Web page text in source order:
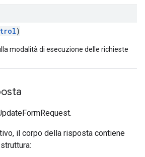
)
modalità di esecuzione delle richieste
il corpo della risposta contiene